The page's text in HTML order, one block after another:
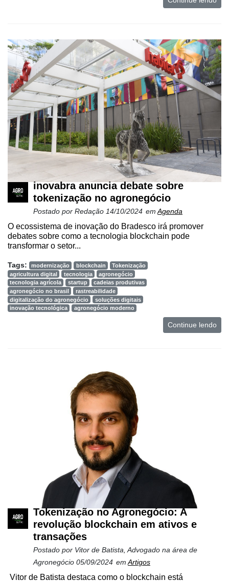
inovabra anuncia debate sobre
tokenização no agronegócio
Postado por Redação 14/10/2024 em Agenda
O ecossistema de inovação do Bradesco irá promover
debates sobre como a tecnologia blockchain pode
transformar o setor...
Tags: modernização blockchain
Tokenização
agricultura digital
tecnologia
agronegócio
tecnologia agrícola
startup
cadeias produtivas
agronegócio no brasil
rastreabilidade
digitalização do agronegócio
soluções digitais
inovação tecnológica
agronegócio moderno
Continue lendo
Tokenização no Agronegócio: A
revolução blockchain em ativos e
transações
Postado por Vitor de Batista, Advogado na área de
Agronegócio 05/09/2024 emArtigos
Vitor de Batista destaca como o blockchain está